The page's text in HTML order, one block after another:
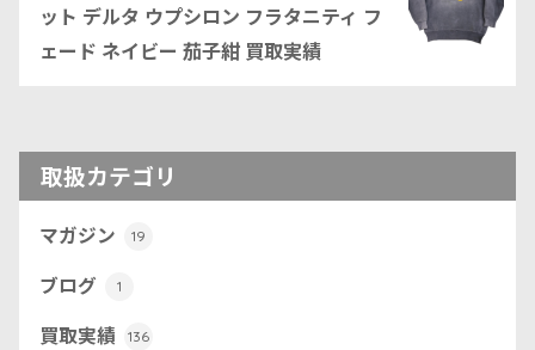
ット デルタ ウプシロン フラタニティ フ
ェード ネイビー 茄子紺 買取実績
取扱カテゴリ
マガジン 19
ブログ 1
買取実績 136